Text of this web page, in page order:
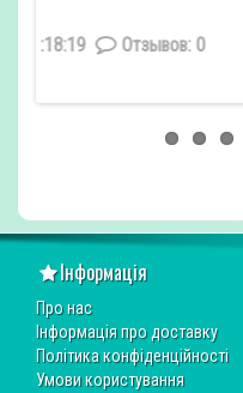
16 апреля 2021
Інформація
Про нас
Інформація про доставку
Політика конфіденційності
Умови користування